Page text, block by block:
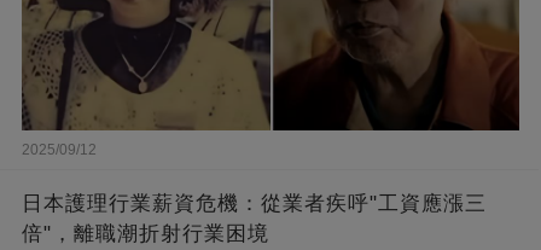
2025/09/12
日本護理行業薪資危機：從業者疾呼"工資應漲三
倍"，離職潮折射行業困境